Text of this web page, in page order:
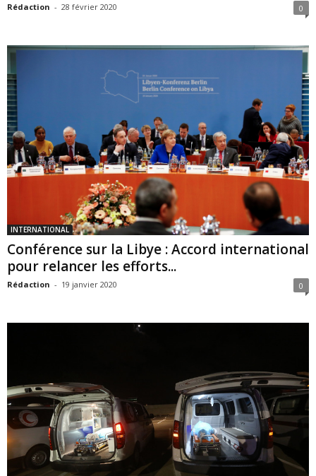
Rédaction - 28 février 2020 0
INTERNATIONAL
Conférence sur la Libye : Accord international
pour relancer les efforts...
Rédaction - 19 janvier 2020 0